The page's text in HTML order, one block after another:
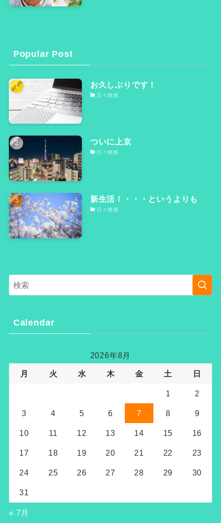
Popular Post
お久しぶりです！
日々雑感
ついに上京
日々雑感
新生活！・・・というよりも
日々雑感
Calendar
2026年8月
月 火 水 木 金 土 日
1 2
3 4 5 6 7 8 9
10 11 12 13 14 15 16
17 18 19 20 21 22 23
24 25 26 27 28 29 30
31
« 7月